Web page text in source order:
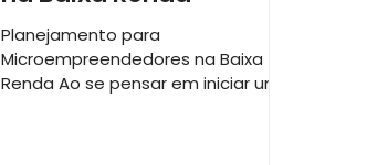
Planejamento para
Microempreendedores na Baixa
Renda Ao se pensar em iniciar um